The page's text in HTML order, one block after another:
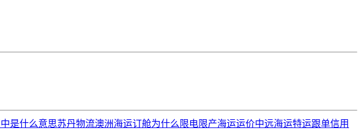
是什么意思苏丹物流澳洲海运订舱为什么限电限产海运运价中远海运特运跟单信用